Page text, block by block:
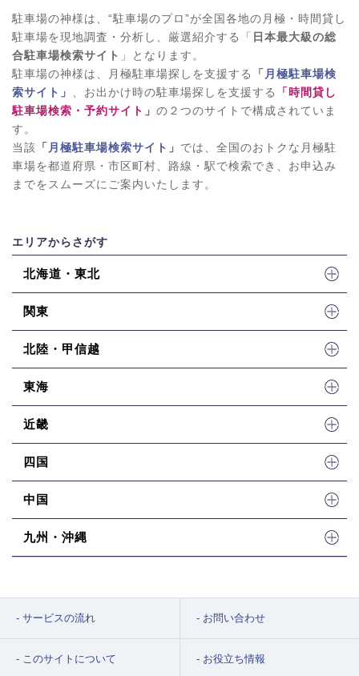
駐車場の神様は、“駐車場のプロ”が全国各地の月極・時間貸し
駐車場を現地調査・分析し、厳選紹介する「 日本最大級の総
合駐車場検索サイト 」となります。
駐車場の神様は、月極駐車場探しを支援する
「月極駐車場検
索サイト」
、お出かけ時の駐車場探しを支援する
「時間貸し
駐車場検索・予約サイト」 の２つのサイトで構成されていま
す。
当該 「月極駐車場検索サイト」 では、全国のおトクな月極駐
車場を都道府県・市区町村、路線・駅で検索でき、お申込み
までをスムーズにご案内いたします。
エリアからさがす
北海道・東北
関東
北陸・甲信越
東海
近畿
四国
中国
九州・沖縄
サービスの流れ お問い合わせ
このサイトについて お役立ち情報